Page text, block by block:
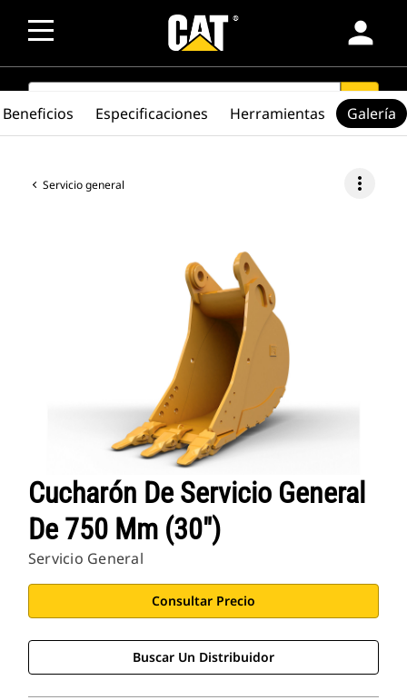
person
SEARCH search
Servicio general more_vert
Cucharón De Servicio General
De 750 Mm (30")
Servicio General
Consultar Precio
Buscar Un Distribuidor
Beneficios Especificaciones Herramientas Galería